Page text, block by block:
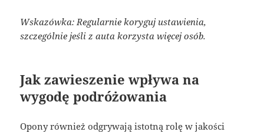
Wskazówka: Regularnie koryguj ustawienia,
szczególnie jeśli z auta korzysta więcej osób.
Jak zawieszenie wpływa na
wygodę podróżowania
Opony również odgrywają istotną rolę w jakości